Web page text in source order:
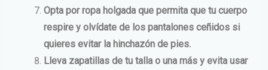
Opta por ropa holgada que permita que tu cuerpo
respire y olvídate de los pantalones ceñidos si
quieres evitar la hinchazón de pies.
Lleva zapatillas de tu talla o una más y evita usar